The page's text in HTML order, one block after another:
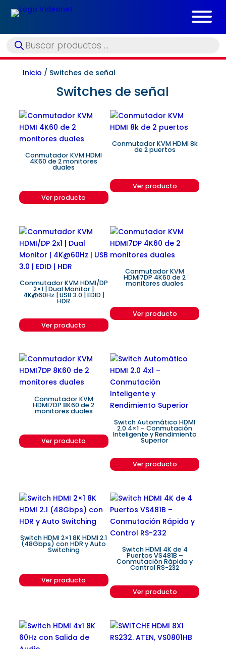
Búsqueda
de
Inicio / Switches de señal
Switches de señal
Conmutador KVM HDMI
4K60 de 2 monitores
duales
Ver producto
Conmutador KVM HDMI 8k
de 2 puertos
Ver producto
Conmutador KVM HDMI/DP
2×1 | Dual Monitor |
4K@60Hz | USB 3.0 | EDID |
HDR
Ver producto
Conmutador KVM
HDMI7DP 4K60 de 2
monitores duales
Ver producto
Conmutador KVM
HDMI7DP 8K60 de 2
monitores duales
Ver producto
Switch Automático HDMI
2.0 4×1 – Conmutación
Inteligente y Rendimiento
Superior
Ver producto
Switch HDMI 2×1 8K HDMI 2.1
(48Gbps) con HDR y Auto
Switching
Ver producto
Switch HDMI 4K de 4
Puertos VS481B –
Conmutación Rápida y
Control RS-232
Ver producto